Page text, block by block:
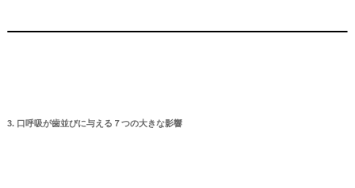
3. 口呼吸が歯並びに与える７つの大きな影響